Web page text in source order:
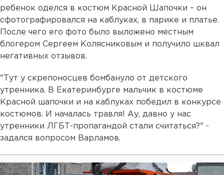
ребенок оделся в костюм Красной Шапочки – он
сфотографировался на каблуках, в парике и платье.
После чего его фото было выложено местным
блогером Сергеем Колясниковым и получило шквал
негативных отзывов.
"Тут у скрепоносцев бомбануло от детского
утренника. В Екатеринбурге мальчик в костюме
Красной шапочки и на каблуках победил в конкурсе
костюмов. И началась травля! Ау, давно у нас
утренники ЛГБТ-пропагандой стали считаться?" -
задался вопросом Варламов.